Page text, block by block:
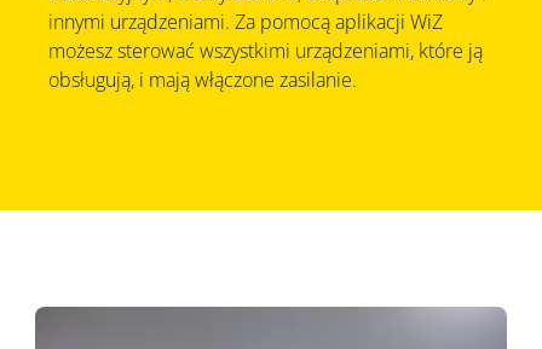
innymi urządzeniami. Za pomocą aplikacji WiZ
możesz sterować wszystkimi urządzeniami, które ją
obsługują, i mają włączone zasilanie.